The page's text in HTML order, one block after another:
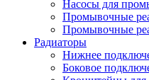
Насосы для
Промывочные
Промывочные
Радиаторы
Нижнее
Боковое